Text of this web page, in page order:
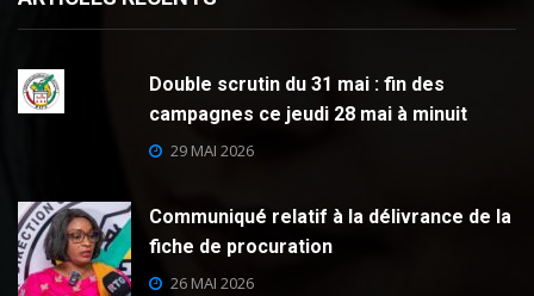
Double scrutin du 31 mai : fin des
campagnes ce jeudi 28 mai à minuit
29 MAI 2026
Communiqué relatif à la délivrance de la
fiche de procuration
26 MAI 2026